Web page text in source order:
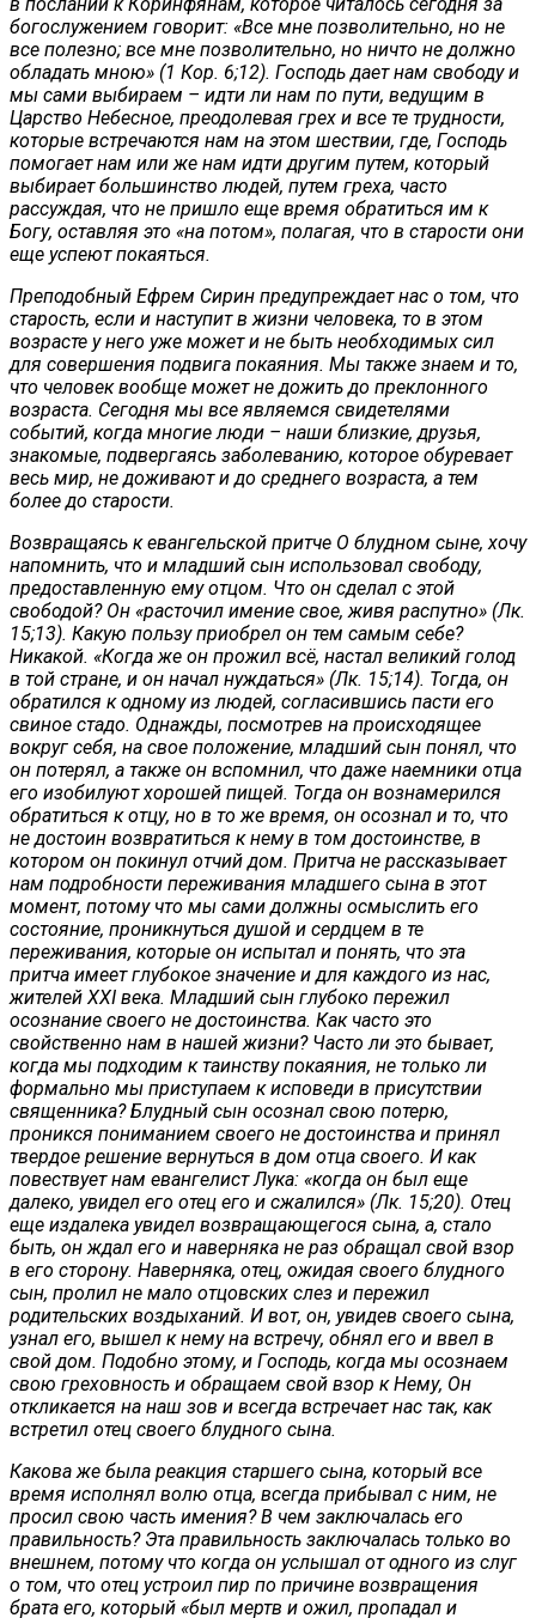
богослужением говорит: «Все мне позволительно, но не
все полезно; все мне позволительно, но ничто не должно
обладать мною» (1 Кор. 6;12). Господь дает нам свободу и
мы сами выбираем – идти ли нам по пути, ведущим в
Царство Небесное, преодолевая грех и все те трудности,
которые встречаются нам на этом шествии, где, Господь
помогает нам или же нам идти другим путем, который
выбирает большинство людей, путем греха, часто
рассуждая, что не пришло еще время обратиться им к
Богу, оставляя это «на потом», полагая, что в старости они
еще успеют покаяться.
Преподобный Ефрем Сирин предупреждает нас о том, что
старость, если и наступит в жизни человека, то в этом
возрасте у него уже может и не быть необходимых сил
для совершения подвига покаяния. Мы также знаем и то,
что человек вообще может не дожить до преклонного
возраста. Сегодня мы все являемся свидетелями
событий, когда многие люди – наши близкие, друзья,
знакомые, подвергаясь заболеванию, которое обуревает
весь мир, не доживают и до среднего возраста, а тем
более до старости.
Возвращаясь к евангельской притче О блудном сыне, хочу
напомнить, что и младший сын использовал свободу,
предоставленную ему отцом. Что он сделал с этой
свободой? Он «расточил имение свое, живя распутно» (Лк.
15;13). Какую пользу приобрел он тем самым себе?
Никакой. «Когда же он прожил всё, настал великий голод
в той стране, и он начал нуждаться» (Лк. 15;14). Тогда, он
обратился к одному из людей, согласившись пасти его
свиное стадо. Однажды, посмотрев на происходящее
вокруг себя, на свое положение, младший сын понял, что
он потерял, а также он вспомнил, что даже наемники отца
его изобилуют хорошей пищей. Тогда он вознамерился
обратиться к отцу, но в то же время, он осознал и то, что
не достоин возвратиться к нему в том достоинстве, в
котором он покинул отчий дом. Притча не рассказывает
нам подробности переживания младшего сына в этот
момент, потому что мы сами должны осмыслить его
состояние, проникнуться душой и сердцем в те
переживания, которые он испытал и понять, что эта
притча имеет глубокое значение и для каждого из нас,
жителей XXI века. Младший сын глубоко пережил
осознание своего не достоинства. Как часто это
свойственно нам в нашей жизни? Часто ли это бывает,
когда мы подходим к таинству покаяния, не только ли
формально мы приступаем к исповеди в присутствии
священника? Блудный сын осознал свою потерю,
проникся пониманием своего не достоинства и принял
твердое решение вернуться в дом отца своего. И как
повествует нам евангелист Лука: «когда он был еще
далеко, увидел его отец его и сжалился» (Лк. 15;20). Отец
еще издалека увидел возвращающегося сына, а, стало
быть, он ждал его и наверняка не раз обращал свой взор
в его сторону. Наверняка, отец, ожидая своего блудного
сын, пролил не мало отцовских слез и пережил
родительских воздыханий. И вот, он, увидев своего сына,
узнал его, вышел к нему на встречу, обнял его и ввел в
свой дом. Подобно этому, и Господь, когда мы осознаем
свою греховность и обращаем свой взор к Нему, Он
откликается на наш зов и всегда встречает нас так, как
встретил отец своего блудного сына.
Какова же была реакция старшего сына, который все
время исполнял волю отца, всегда прибывал с ним, не
просил свою часть имения? В чем заключалась его
правильность? Эта правильность заключалась только во
внешнем, потому что когда он услышал от одного из слуг
о том, что отец устроил пир по причине возвращения
брата его, который «был мертв и ожил, пропадал и